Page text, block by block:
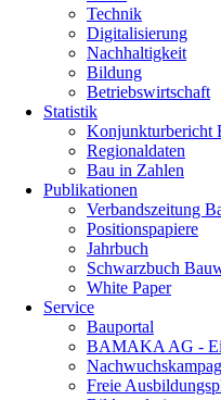
Technik
Digitalisierung
Nachhaltigkeit
Bildung
Betriebswirtschaft
Statistik
Konjunkturbericht
Regionaldaten
Bau in Zahlen
Publikationen
Verbandszeitung
Positionspapiere
Jahrbuch
Schwarzbuch
White Paper
Service
Bauportal
BAMAKA AG -
Freie